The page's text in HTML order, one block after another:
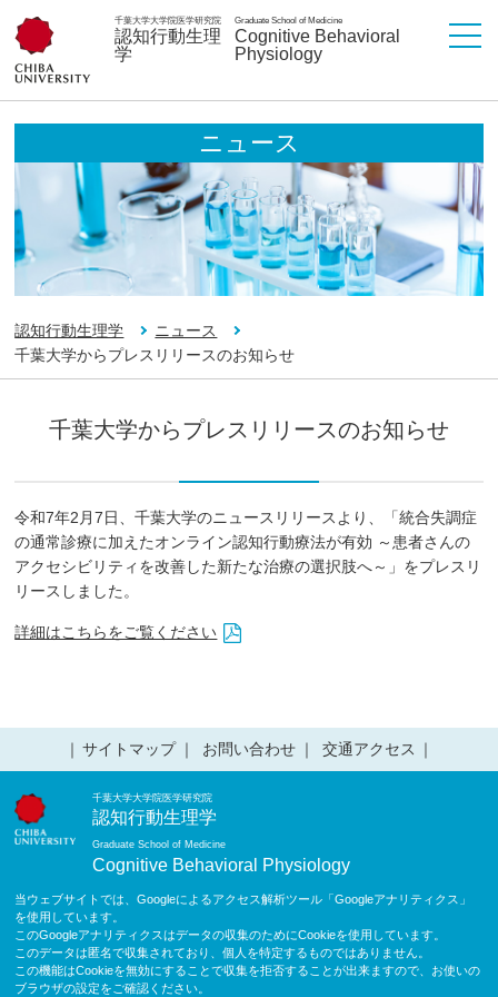
千葉大学大学院医学研究院
認知行動生理
学
Graduate School of Medicine
Cognitive Behavioral
Physiology
ニュース
認知行動生理学
ニュース
千葉大学からプレスリリースのお知らせ
千葉大学からプレスリリースのお知らせ
令和7年2月7日、千葉大学のニュースリリースより、「統合失調症
の通常診療に加えたオンライン認知行動療法が有効 ～患者さんの
アクセシビリティを改善した新たな治療の選択肢へ～」をプレスリ
リースしました。
詳細はこちらをご覧ください
サイトマップ お問い合わせ 交通アクセス
千葉大学大学院医学研究院
認知行動生理学
Graduate School of Medicine
Cognitive Behavioral Physiology
当ウェブサイトでは、Googleによるアクセス解析ツール「Googleアナリティクス」
を使用しています。
このGoogleアナリティクスはデータの収集のためにCookieを使用しています。
このデータは匿名で収集されており、個人を特定するものではありません。
この機能はCookieを無効にすることで収集を拒否することが出来ますので、お使いの
ブラウザの設定をご確認ください。